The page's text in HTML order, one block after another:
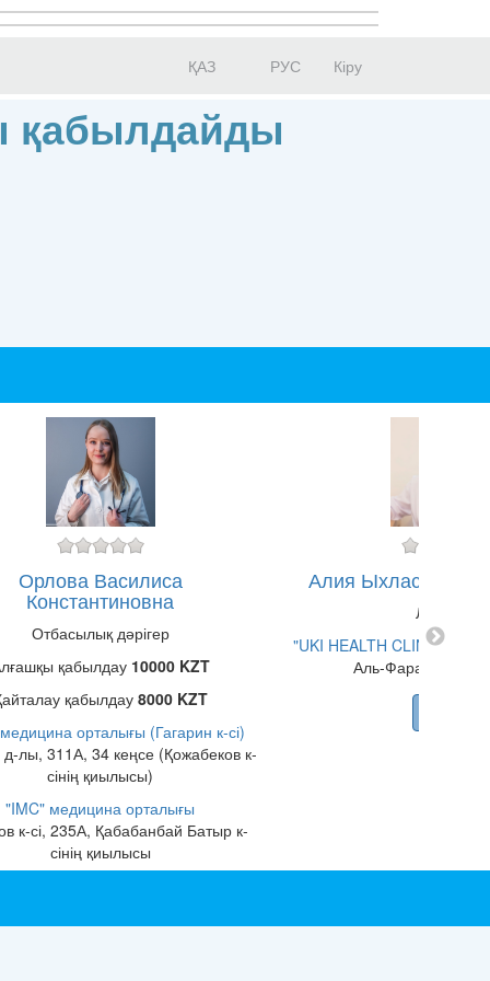
ҚАЗ РУС Кіру
қабылдайды
Орлова Василиса
Константиновна
Отбасылық дәрігер
қабылдау 10000 KZT
қабылдау 8000 KZT
орталығы (Гагарин к-сі)
д-лы, 311А, 34 кеңсе (Қожабеков к-
сінің қиылысы)
"IMC" медицина орталығы
к-сі, 235А, Қабабанбай Батыр к-
сінің қиылысы
Алия Ыхласкызы
Логопед
"UKI HEALTH CLINIC"
Аль-Фараби д-лы,